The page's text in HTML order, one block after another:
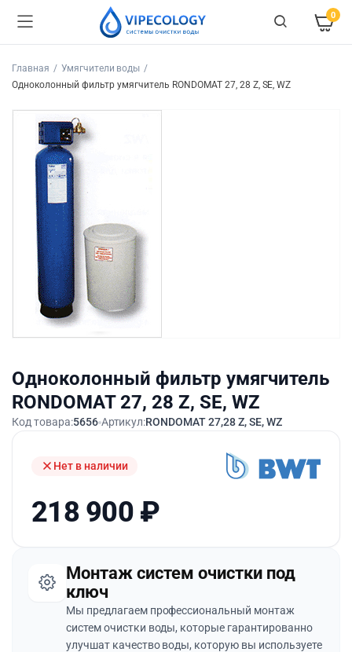
0
Главная
Умягчители воды
Одноколонный фильтр умягчитель RONDOMAT 27, 28 Z, SE, WZ
Одноколонный фильтр умягчитель
RONDOMAT 27, 28 Z, SE, WZ
Код товара:5656 Артикул:RONDOMAT 27,28 Z, SE, WZ
Нет в наличии
218 900 ₽
Монтаж систем очистки под
ключ
Мы предлагаем профессиональный монтаж
систем очистки воды, которые гарантированно
улучшат качество воды, которую вы используете